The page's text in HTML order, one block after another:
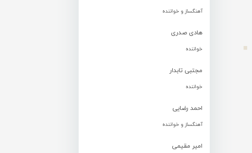
آهنگساز و خواننده
هادی صدری
خواننده
مجتبی تابدار
خواننده
احمد رضایی
آهنگساز و خواننده
امیر مقیمی